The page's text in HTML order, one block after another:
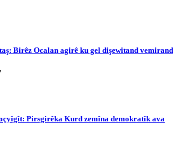
Birêz Ocalan agirê ku gel dişewitand vemirand
Pirsgirêka Kurd zemîna demokratîk ava